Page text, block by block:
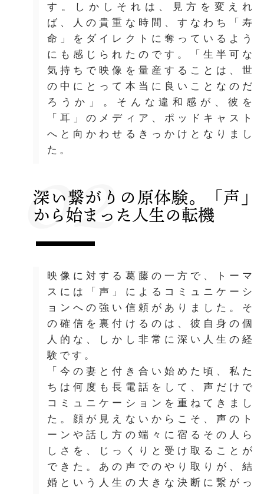
す。しかしそれは、見方を変えれ
ば、人の貴重な時間、すなわち「寿
命」をダイレクトに奪っているよう
にも感じられたのです。「生半可な
気持ちで映像を量産することは、世
の中にとって本当に良いことなのだ
ろうか」。そんな違和感が、彼を
「耳」のメディア、ポッドキャスト
へと向かわせるきっかけとなりまし
た。
深い繋がりの原体験。「声」
から始まった人生の転機
02
映像に対する葛藤の一方で、トーマ
スには「声」によるコミュニケーシ
ョンへの強い信頼がありました。そ
の確信を裏付けるのは、彼自身の個
人的な、しかし非常に深い人生の経
験です。
「今の妻と付き合い始めた頃、私た
ちは何度も長電話をして、声だけで
コミュニケーションを重ねてきまし
た。顔が見えないからこそ、声のト
ーンや話し方の端々に宿るその人ら
しさを、じっくりと受け取ることが
できた。あの声でのやり取りが、結
婚という人生の大きな決断に繋がっ